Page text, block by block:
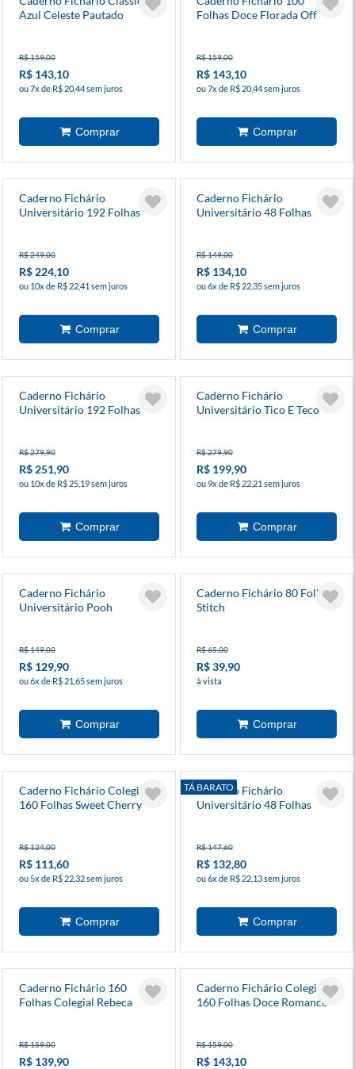
Azul Celeste Pautado
R$ 159,00
R$ 143,10
ou 7x de R$ 20,44 sem juros
Folhas Doce Florada Off
R$ 159,00
R$ 143,10
ou 7x de R$ 20,44 sem juros
Caderno Fichário
Universitário 192 Folhas
R$ 249,00
R$ 224,10
ou 10x de R$ 22,41 sem juros
Caderno Fichário
Universitário 48 Folhas
R$ 149,00
R$ 134,10
ou 6x de R$ 22,35 sem juros
Caderno Fichário
Universitário 192 Folhas
R$ 279,90
R$ 251,90
ou 10x de R$ 25,19 sem juros
Caderno Fichário
Universitário Tico E Teco
R$ 279,90
R$ 199,90
ou 9x de R$ 22,21 sem juros
Caderno Fichário
Universitário Pooh
R$ 149,00
R$ 129,90
ou 6x de R$ 21,65 sem juros
Caderno Fichário 80 Folhas
Stitch
R$ 65,00
R$ 39,90
à vista
Caderno Fichário Colegial
160 Folhas Sweet Cherry
R$ 124,00
R$ 111,60
ou 5x de R$ 22,32 sem juros
TÁ BARATO
Caderno Fichário
Universitário 48 Folhas
R$ 147,60
R$ 132,80
ou 6x de R$ 22,13 sem juros
Caderno Fichário 160
Folhas Colegial Rebeca
R$ 159,00
R$ 139,90
Caderno Fichário Colegial
160 Folhas Doce Romance
R$ 159,00
R$ 143,10